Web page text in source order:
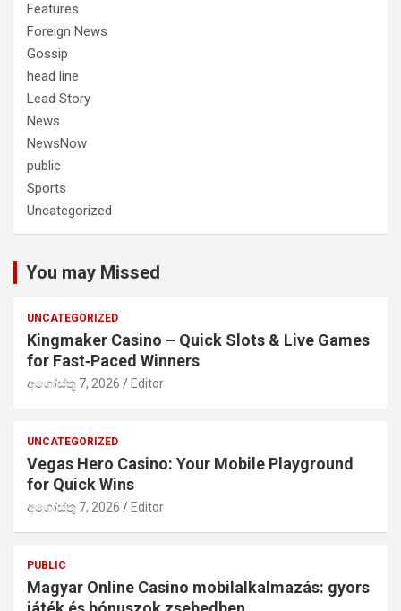
Features
Foreign News
Gossip
head line
Lead Story
News
NewsNow
public
Sports
Uncategorized
You may Missed
UNCATEGORIZED
Kingmaker Casino – Quick Slots & Live Games
for Fast‑Paced Winners
අගෝස්තු 7, 2026 Editor
UNCATEGORIZED
Vegas Hero Casino: Your Mobile Playground
for Quick Wins
අගෝස්තු 7, 2026 Editor
PUBLIC
Magyar Online Casino mobilalkalmazás: gyors